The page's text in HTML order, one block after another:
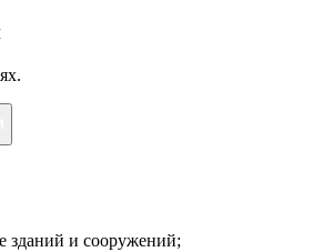
зданий и сооружений;